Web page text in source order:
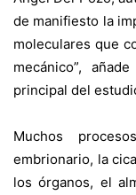
de manifiesto la
moleculares que
mecánico”,
principal del
Muchos
embrionario, la
los órganos, el